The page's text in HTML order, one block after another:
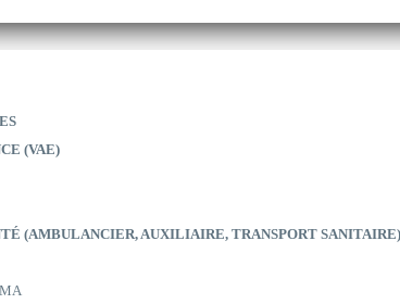
(VAE)
(AMBULANCIER, AUXILIAIRE, TRANSPORT SANITAIRE)